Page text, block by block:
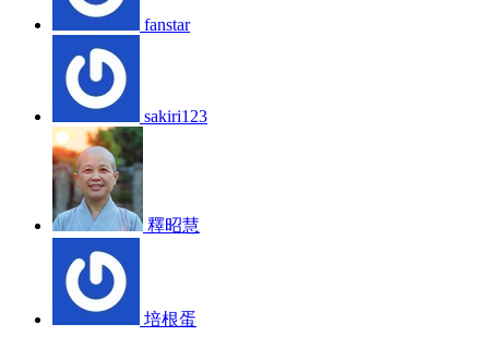
fanstar
sakiri123
釋昭慧
培根蛋